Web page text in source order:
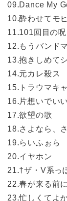
09.Dance My
10.酔わせてモ
11.101回目の
12.もうバンド
13.抱きしめて
14.元カレ殺ス
15.トラウマキ
16.片想いでいい
17.欲望の歌
18.さよなら、
19.らいふぉら
20.イヤホン
21.†ザ・V系っ
22.春が来る前に
23.忙しくてよ